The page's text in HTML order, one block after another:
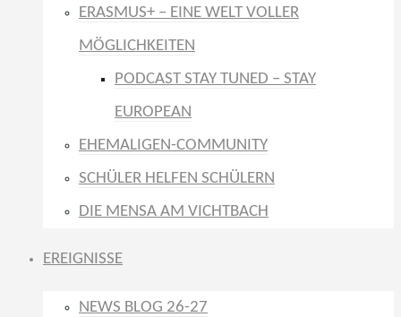
ERASMUS+ – EINE WELT VOLLER
MÖGLICHKEITEN
PODCAST STAY TUNED – STAY
EUROPEAN
EHEMALIGEN-COMMUNITY
SCHÜLER HELFEN SCHÜLERN
DIE MENSA AM VICHTBACH
EREIGNISSE
NEWS BLOG 26-27